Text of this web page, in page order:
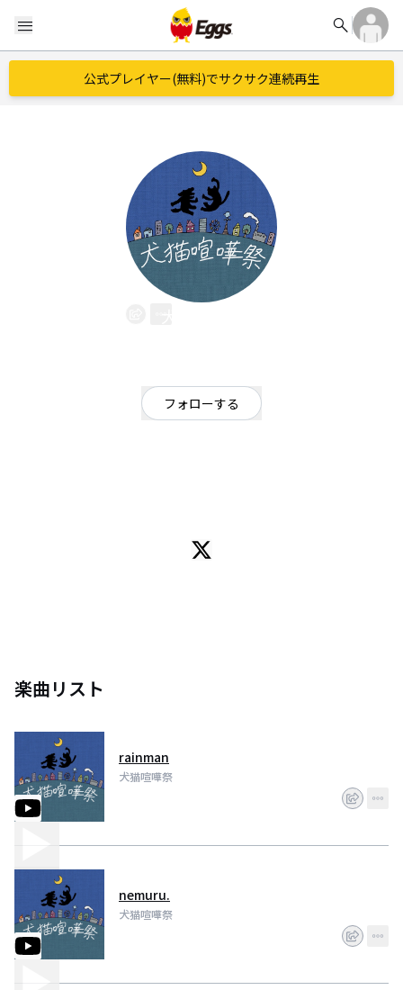
menu search
公式プレイヤー(無料)でサクサク連続再生
フォローする
楽曲リスト
rainman
犬猫喧嘩祭
nemuru.
犬猫喧嘩祭